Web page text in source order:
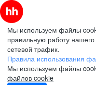
Мы используем файлы
правильную работу
сетевой трафик.
Правила использования
Мы используем файлы
файлов cookie